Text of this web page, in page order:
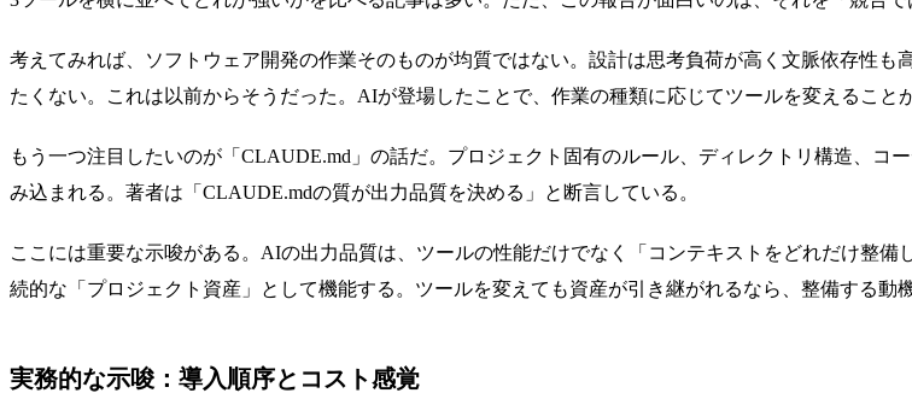
考えてみれば、ソフトウェア開発の作業そのものが均質ではない。設計は思考負荷が高く文脈依存性
たくない。これは以前からそうだった。AIが登場したことで、作業の種類に応じてツールを変えること
もう一つ注目したいのが「CLAUDE.md」の話だ。プロジェクト固有のルール、ディレクトリ構造、コ
み込まれる。著者は「CLAUDE.mdの質が出力品質を決める」と断言している。
ここには重要な示唆がある。AIの出力品質は、ツールの性能だけでなく「コンテキストをどれだけ整
続的な「プロジェクト資産」として機能する。ツールを変えても資産が引き継がれるなら、整備する動
実務的な示唆：導入順序とコスト感覚